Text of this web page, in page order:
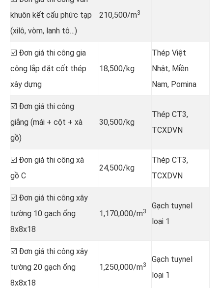
khuôn kết cấu phức tạp
(xilô, vòm, lanh tô…)
210,500/m3
☑️ Đơn giá thi công gia
công lắp đặt cốt thép
xây dựng
18,500/kg
Thép Việt
Nhật, Miền
Nam, Pomina
☑️ Đơn giá thi công
giằng (mái + cột + xà
gồ)
30,500/kg
Thép CT3,
TCXDVN
☑️ Đơn giá thi công xà
gồ C
24,500/kg
Thép CT3,
TCXDVN
☑️ Đơn giá thi công xây
tường 10 gạch ống
8x8x18
1,170,000/m3
Gạch tuynel
loại 1
☑️ Đơn giá thi công xây
tường 20 gạch ống
8x8x18
1,250,000/m3
Gạch tuynel
loại 1